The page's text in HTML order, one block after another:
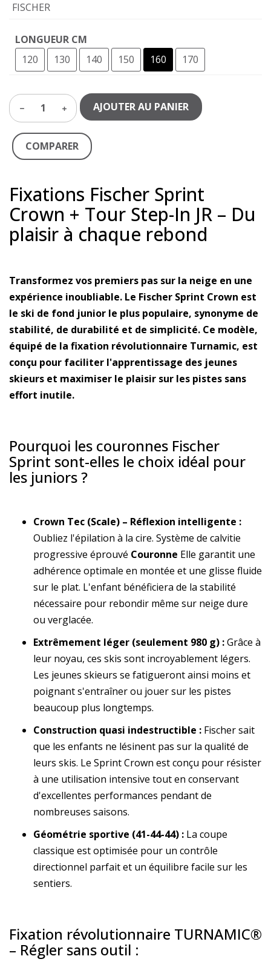
FISCHER
LONGUEUR CM
120
130 140 150 160 170
1 AJOUTER AU PANIER
COMPARER
Fixations Fischer Sprint
Crown + Tour Step-In JR – Du
plaisir à chaque rebond
Transformez vos premiers pas sur la neige en une
expérience inoubliable. Le Fischer Sprint Crown est
le ski de fond junior le plus populaire, synonyme de
stabilité, de durabilité et de simplicité. Ce modèle,
équipé de la fixation révolutionnaire Turnamic, est
conçu pour faciliter l'apprentissage des jeunes
skieurs et maximiser le plaisir sur les pistes sans
effort inutile.
Pourquoi les couronnes Fischer
Sprint sont-elles le choix idéal pour
les juniors ?
Crown Tec (Scale) – Réflexion intelligente :
Oubliez l'épilation à la cire. Système de calvitie
progressive éprouvé Couronne Elle garantit une
adhérence optimale en montée et une glisse fluide
sur le plat. L'enfant bénéficiera de la stabilité
nécessaire pour rebondir même sur neige dure
ou verglacée.
Extrêmement léger (seulement 980 g) :Grâce à
leur noyau, ces skis sont incroyablement légers.
Les jeunes skieurs se fatigueront ainsi moins et
poignant s'entraîner ou jouer sur les pistes
beaucoup plus longtemps.
Construction quasi indestructible : Fischer sait
que les enfants ne lésinent pas sur la qualité de
leurs skis. Le Sprint Crown est conçu pour résister
à une utilisation intensive tout en conservant
d'excellentes performances pendant de
nombreuses saisons.
Géométrie sportive (41-44-44) : La coupe
classique est optimisée pour un contrôle
directionnel parfait et un équilibre facile sur les
sentiers.
Fixation révolutionnaire TURNAMIC®
– Régler sans outil :